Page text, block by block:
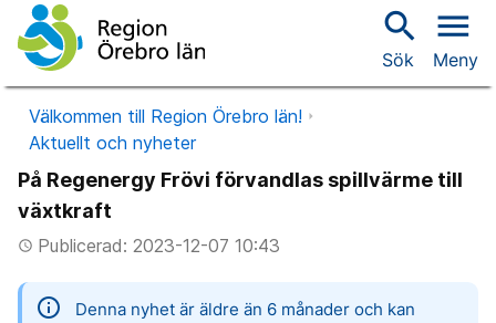
search
Sök
menu
Meny
Välkommen till Region Örebro län!
Aktuellt och nyheter
På Regenergy Frövi förvandlas spillvärme till
växtkraft
access_timePublicerad: 2023-12-07 10:43
information
Denna nyhet är äldre än 6 månader och kan